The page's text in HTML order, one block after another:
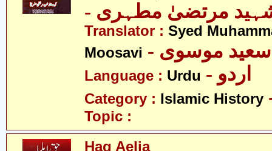
شہید مرتضیٰ مطہری
Translator : Syed
Moosavi
سعید موسوی
Language : Urdu - اردو
Category : Islamic History
Topic :
Haq Aelia